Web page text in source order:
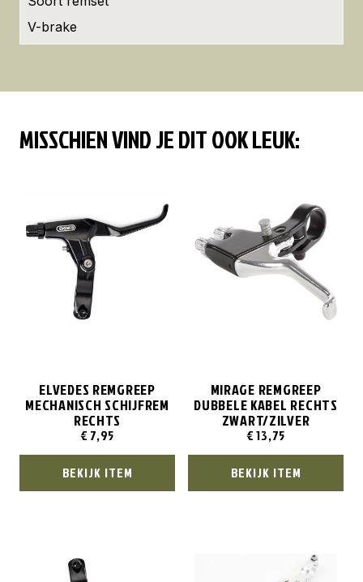
V-brake
MISSCHIEN VIND JE DIT OOK LEUK:
ELVEDES REMGREEP
MECHANISCH SCHIJFREM
RECHTS
€ 7,95
BEKIJK ITEM
MIRAGE REMGREEP
DUBBELE KABEL RECHTS
ZWART/ZILVER
€13,75
BEKIJK ITEM